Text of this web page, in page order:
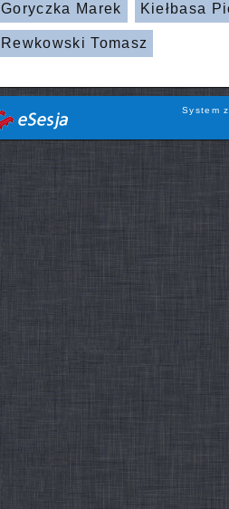
Goryczka Marek Kiełbasa
Rewkowski Tomasz
System